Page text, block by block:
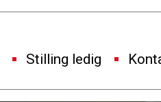
Stilling ledig